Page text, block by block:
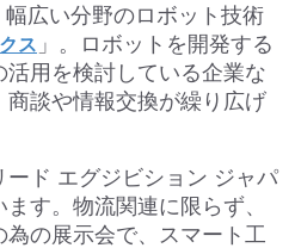
広い分野のロボット技術
ス 」。ロボットを開発する
活用を検討している企業な
商談や情報交換が繰り広げ
ード エグジビション ジャパ
す。物流関連に限らず、
の展示会で、スマート工